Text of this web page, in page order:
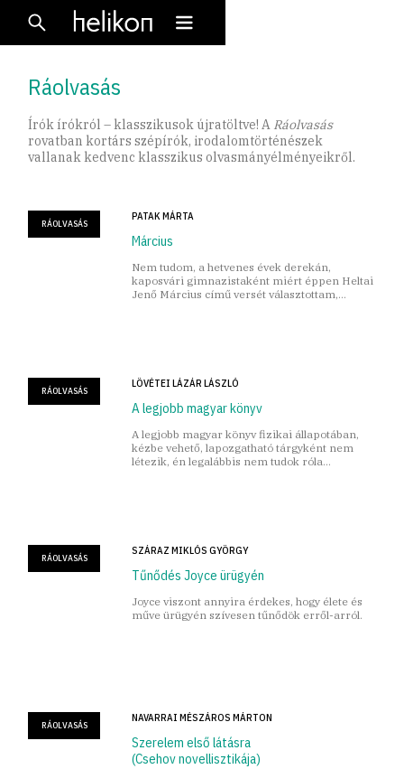
Ráolvasás
Írók írókról – klasszikusok újratöltve! A Ráolvasás
rovatban kortárs szépírók, irodalomtörténészek
vallanak kedvenc klasszikus olvasmányélményeikről.
RÁOLVASÁS
PATAK MÁRTA
Március
Nem tudom, a hetvenes évek derekán,
kaposvári gimnazistaként miért éppen Heltai
Jenő Március című versét választottam,
RÁOLVASÁS
LÖVÉTEI LÁZÁR LÁSZLÓ
A legjobb magyar könyv
A legjobb magyar könyv fizikai állapotában,
kézbe vehető, lapozgatható tárgyként nem
létezik, én legalábbis nem tudok róla...
RÁOLVASÁS
SZÁRAZ MIKLÓS GYÖRGY
Tűnődés Joyce ürügyén
Joyce viszont annyira érdekes, hogy élete és
műve ürügyén szívesen tűnődök erről-arról.
RÁOLVASÁS
NAVARRAI MÉSZÁROS MÁRTON
Szerelem első látásra
(Csehov novellisztikája)